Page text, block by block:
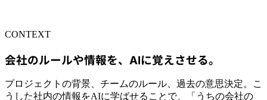
CONTEXT
会社のルールや情報を、AIに覚えさせる。
プロジェクトの背景、チームのルール、過去の意思決定。こ
うした社内の情報をAIに学ばせることで、「うちの会社の